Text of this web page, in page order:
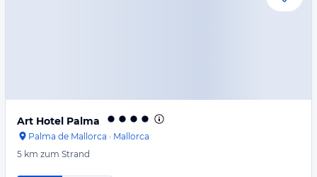
Art Hotel Palma
Palma de Mallorca · Mallorca
5 km zum Strand